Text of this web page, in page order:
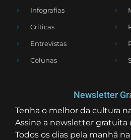
Infografias
Críticas
Entrevistas
Colunas
Newsletter
Tenha o melhor da cultura
Assine a newsletter gratuita
Todos os dias pela manhã